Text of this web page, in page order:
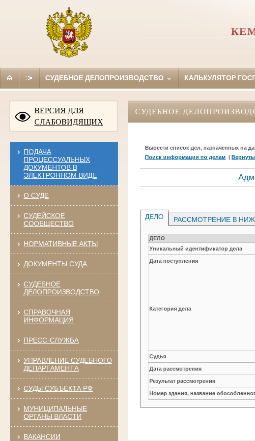
СУДЕБНОЕ ДЕЛОПРОИЗВОДСТВО КАЛЬКУЛЯТОР
ВЕРСИЯ ДЛЯ
СЛАБОВИДЯЩИХ
ПОДАЧА
ПРОЦЕССУАЛЬНЫХ
ДОКУМЕНТОВ В
ЭЛЕКТРОННОМ ВИДЕ
О СУДЕ
СУДЕЙСКОЕ
СООБЩЕСТВО
НОРМАТИВНЫЕ АКТЫ
ДОКУМЕНТЫ СУДА
СУДЕБНОЕ
ДЕЛОПРОИЗВОДСТВО
СПРАВОЧНАЯ
ИНФОРМАЦИЯ
ПРЕСС-СЛУЖБА
УПРАВЛЕНИЕ СУДЕБНОГО
ДЕПАРТАМЕНТА
СУДЫ СУБЪЕКТА РФ
МУНИЦИПАЛЬНЫЕ
ОРГАНЫ ВЛАСТИ
ВАКАНСИИ
СУДЕБНОЕ
Вывести список дел, назначенных на
Поиск информации по делам |
ДЕЛО РАССМОТРЕНИЕ В
ДЕЛО
Уникальный идентификатор дела
Дата поступления
Категория дела
Судья
Дата рассмотрения
Результат рассмотрения
Номер здания, название